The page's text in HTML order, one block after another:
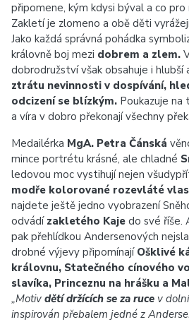
připomene, kým kdysi býval a co pro
Zakletí je zlomeno a obě děti
Jako každá správná pohádka
královně boj mezi dobrem a zlem.
dobrodružství však obsahuje i hlubší
ztrátu nevinnosti v dospívání,
odcizení se blízkým. Poukazuje na
a víra v dobro překonají všechny
Medailérka MgA. Petra Čánská
mince portrétu krásné, ale chladné
ledovou moc vystihují nejen
modře kolorované rozevláté
najdete ještě jedno vyobrazení
odvádí zakletého Kaje do své říše.
pak přehlídkou Andersenových
drobné výjevy připomínají Ošklivé
královnu, Statečného cínového
slavíka, Princeznu na hrášku a
„Motiv dětí držících se za ruce v
inspirován přebalem jedné z